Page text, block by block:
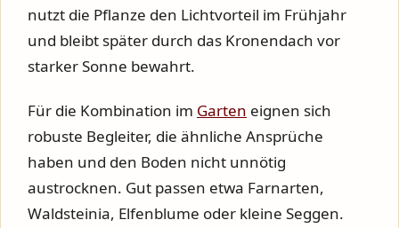
nutzt die Pflanze den Lichtvorteil im Frühjahr
und bleibt später durch das Kronendach vor
starker Sonne bewahrt.
Für die Kombination im Garten eignen sich
robuste Begleiter, die ähnliche Ansprüche
haben und den Boden nicht unnötig
austrocknen. Gut passen etwa Farnarten,
Waldsteinia, Elfenblume oder kleine Seggen.